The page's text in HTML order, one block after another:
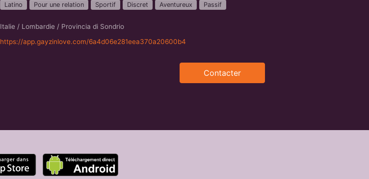
Latino Pour une relation Sportif Discret Aventureux Passif
Italie / Lombardie / Provincia di Sondrio
https://app.gayzinlove.com/6a4d06e281eea370a20600b4
Contacter